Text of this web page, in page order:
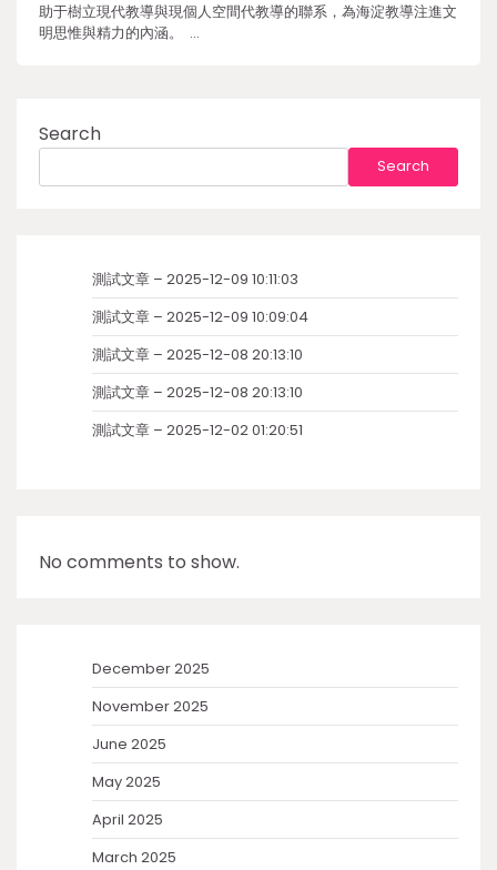
助于樹立現代教導與現個人空間代教導的聯系，為海淀教導注進文
明思惟與精力的內涵。 …
Search
Search
測試文章 – 2025-12-09 10:11:03
測試文章 – 2025-12-09 10:09:04
測試文章 – 2025-12-08 20:13:10
測試文章 – 2025-12-08 20:13:10
測試文章 – 2025-12-02 01:20:51
No comments to show.
December 2025
November 2025
June 2025
May 2025
April 2025
March 2025